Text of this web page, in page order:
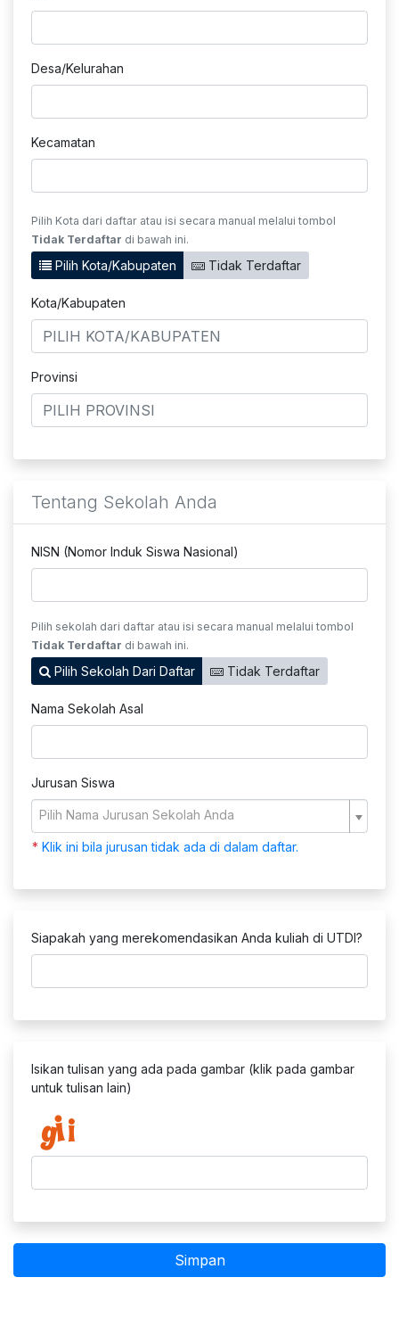
Desa/Kelurahan
Kecamatan
Pilih Kota dari daftar atau isi secara manual melalui tombol
Tidak Terdaftar di bawah ini.
Pilih Kota/Kabupaten Tidak Terdaftar
Kota/Kabupaten
Provinsi
Tentang Sekolah Anda
NISN (Nomor Induk Siswa Nasional)
Pilih sekolah dari daftar atau isi secara manual melalui tombol
Tidak Terdaftar di bawah ini.
Pilih Sekolah Dari Daftar Tidak Terdaftar
Nama Sekolah Asal
Jurusan Siswa
Pilih Nama Jurusan Sekolah Anda
* Klik ini bila jurusan tidak ada di dalam daftar.
Siapakah yang merekomendasikan Anda kuliah di UTDI?
Isikan tulisan yang ada pada gambar (klik pada gambar
untuk tulisan lain)
Simpan